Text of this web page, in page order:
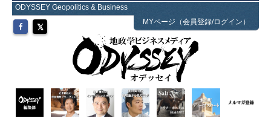
ODYSSEY Geopolitics & Business
MYページ（会員登録/ログイン）